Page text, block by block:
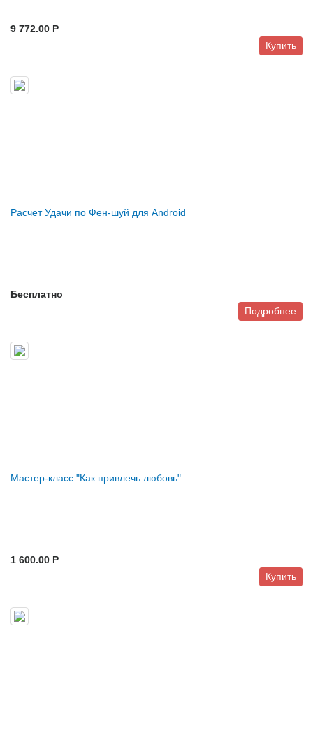
9 772.00 P
Купить
Расчет Удачи по Фен-шуй для Android
Бесплатно
Подробнее
Мастер-класс "Как привлечь любовь"
1 600.00 P
Купить